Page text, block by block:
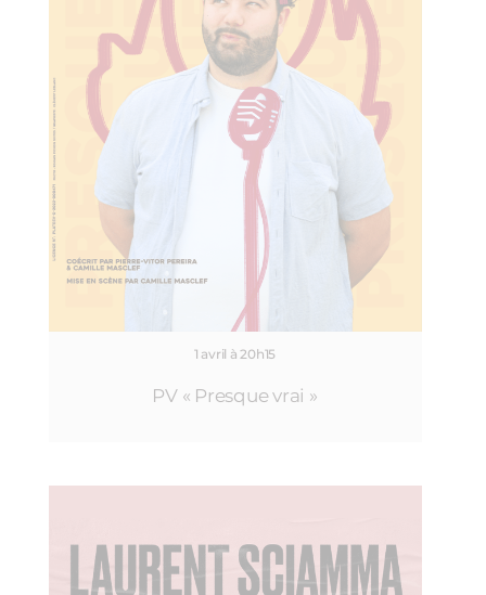
1 avril à 20h15
PV « Presque vrai »